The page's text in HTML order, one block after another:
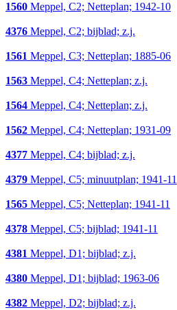
1560 Meppel, C2; Netteplan; 1942-10
4376 Meppel, C2; bijblad; z.j.
1561 Meppel, C3; Netteplan; 1885-06
1563 Meppel, C4; Netteplan; z.j.
1564 Meppel, C4; Netteplan; z.j.
1562 Meppel, C4; Netteplan; 1931-09
4377 Meppel, C4; bijblad; z.j.
4379 Meppel, C5; minuutplan; 1941-11
1565 Meppel, C5; Netteplan; 1941-11
4378 Meppel, C5; bijblad; 1941-11
4381 Meppel, D1; bijblad; z.j.
4380 Meppel, D1; bijblad; 1963-06
4382 Meppel, D2; bijblad; z.j.